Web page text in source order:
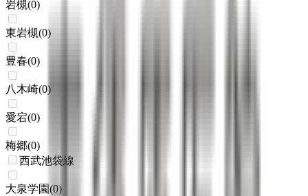
岩槻(0)
東岩槻(0)
豊春(0)
八木崎(0)
愛宕(0)
梅郷(0)
西武池袋線
大泉学園(0)